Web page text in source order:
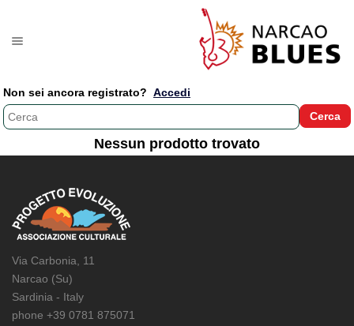
Non sei ancora registrato? Accedi
Nessun prodotto trovato
Via Carbonia, 11
Narcao (Su)
Sardinia - Italy
phone +39 0781 875071